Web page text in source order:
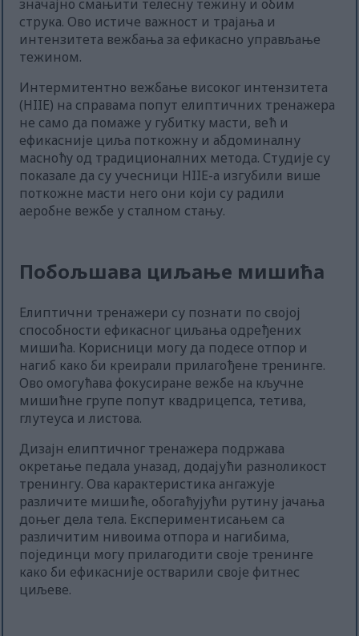
значајно смањити телесну тежину и обим
струка. Ово истиче важност и трајања и
интензитета вежбања за ефикасно управљање
тежином.
Интермитентно вежбање високог интензитета
(HIIE) на справама попут елиптичних тренажера
не само да помаже у губитку масти, већ и
ефикасније циља поткожну и абдоминалну
масноћу од традиционалних метода. Студије су
показале да су учесници HIIE-а изгубили више
поткожне масти него они који су радили
аеробне вежбе у сталном стању.
Побољшава циљање мишића
Елиптични тренажери су познати по својој
способности ефикасног циљања одређених
мишића. Корисници могу да подесе отпор и
нагиб како би креирали прилагођене тренинге.
Ово омогућава фокусиране вежбе на кључне
мишићне групе попут квадрицепса, тетива,
глутеуса и листова.
Дизајн елиптичног тренажера подржава
окретање педала уназад, додајући разноликост
тренингу. Ова карактеристика ангажује
различите мишиће, обогаћујући рутину јачања
доњег дела тела. Експериментисањем са
различитим нивоима отпора и нагибима,
појединци могу прилагодити своје тренинге
како би ефикасније остварили своје фитнес
циљеве.